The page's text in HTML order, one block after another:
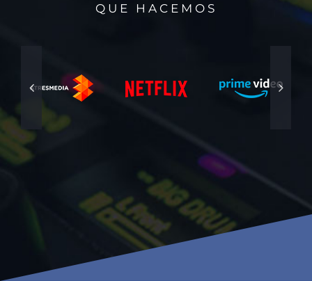
QUE HACEMOS